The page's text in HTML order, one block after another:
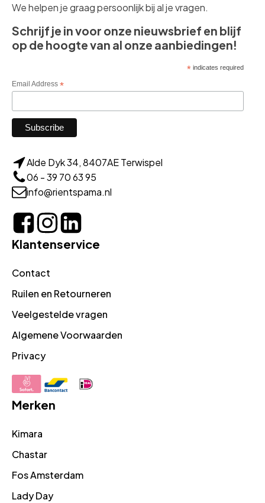
We helpen je graag persoonlijk bij al je vragen.
Schrijf je in voor onze nieuwsbrief en blijf
op de hoogte van al onze aanbiedingen!
*indicates required
Email Address *
Alde Dyk 34, 8407AE Terwispel
06 - 39 70 63 95
info@rientspama.nl
Klantenservice
Contact
Ruilen en Retourneren
Veelgestelde vragen
Algemene Voorwaarden
Privacy
Merken
Kimara
Chastar
Fos Amsterdam
Lady Day